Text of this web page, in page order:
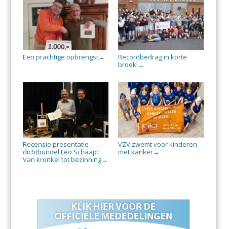
Een prachtige opbrengst→
Recordbedrag in korte
broek! →
Recensie presentatie
dichtbundel Leo Schaap:
Van kronkel tot bezinning→
VZV zwemt voor kinderen
met kanker→